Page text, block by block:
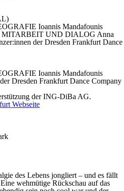
Ioannis Mandafounis
UND DIALOG Anna
der Dresden Frankfurt Dance
Ioannis Mandafounis
Dresden Frankfurt Dance Company
der ING-DiBa AG.
Webseite
des Lebens jongliert – und es fällt
wehmütige Rückschau auf das